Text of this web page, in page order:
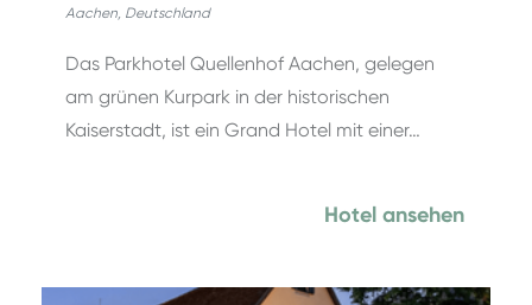
Aachen, Deutschland
Das Parkhotel Quellenhof Aachen, gelegen
am grünen Kurpark in der historischen
Kaiserstadt, ist ein Grand Hotel mit einer…
Hotel ansehen